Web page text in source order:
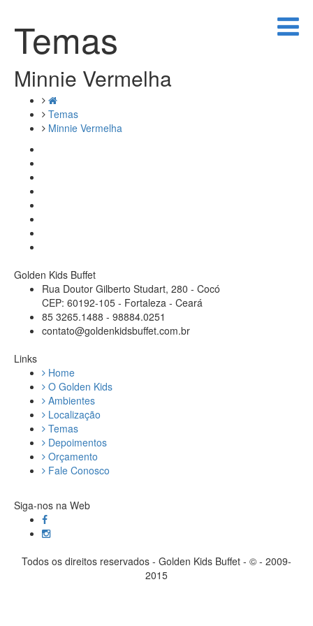
Temas
Minnie Vermelha
Temas
Minnie Vermelha
Golden Kids Buffet
Rua Doutor Gilberto Studart, 280 - Cocó
CEP: 60192-105 - Fortaleza - Ceará
85 3265.1488 - 98884.0251
contato@goldenkidsbuffet.com.br
Links
Home
O Golden Kids
Ambientes
Localização
Temas
Depoimentos
Orçamento
Fale Conosco
Siga-nos na Web
Todos os direitos reservados - Golden Kids Buffet - © - 2009-
2015